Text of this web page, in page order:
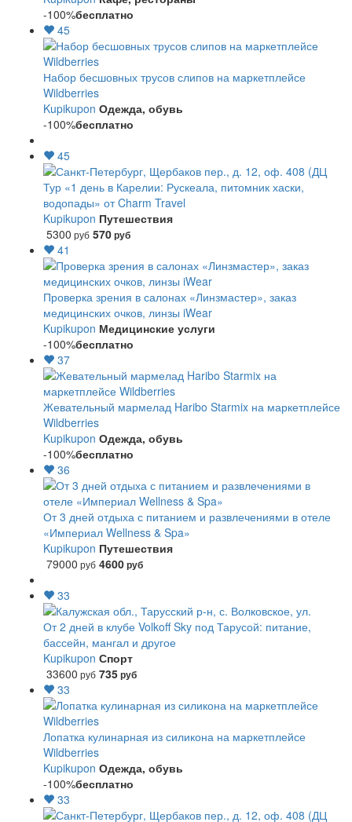
-100%бесплатно
45
Набор бесшовных трусов слипов на маркетплейсе
Wildberries
Kupikupon Одежда, обувь
-100%бесплатно
45
Тур «1 день в Карелии: Рускеала, питомник хаски,
водопады» от Charm Travel
Kupikupon Путешествия
5300 руб 570руб
41
Проверка зрения в салонах «Линзмастер», заказ
медицинских очков, линзы iWear
Kupikupon Медицинские услуги
-100%бесплатно
37
Жевательный мармелад Haribo Starmix на маркетплейсе
Wildberries
Kupikupon Одежда, обувь
-100%бесплатно
36
От 3 дней отдыха с питанием и развлечениями в отеле
«Империал Wellness & Spa»
Kupikupon Путешествия
79000 руб 4600руб
33
От 2 дней в клубе Volkoff Sky под Тарусой: питание,
бассейн, мангал и другое
Kupikupon Спорт
33600 руб 735руб
33
Лопатка кулинарная из силикона на маркетплейсе
Wildberries
Kupikupon Одежда, обувь
-100%бесплатно
33